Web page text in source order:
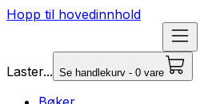
Hopp til hovedinnhold
Laster... Se handlekurv - 0 vare